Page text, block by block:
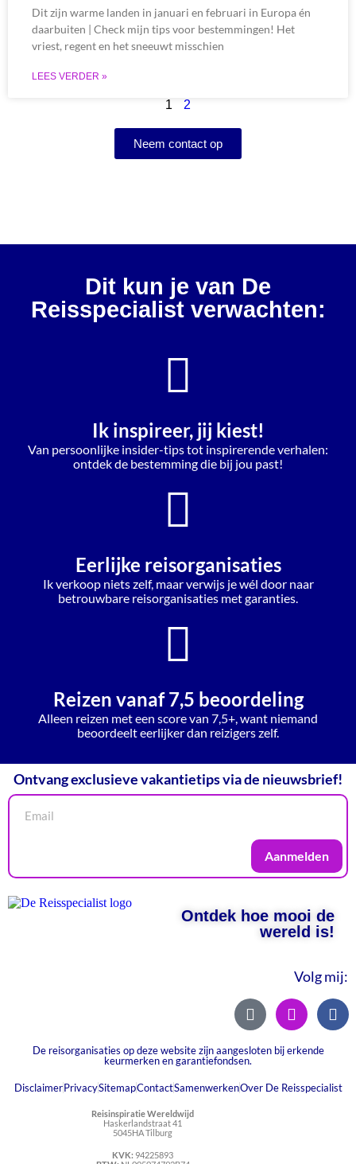
Dit zijn warme landen in januari en februari in Europa én
daarbuiten | Check mijn tips voor bestemmingen! Het
vriest, regent en het sneeuwt misschien
LEES VERDER »
1 2
Neem contact op
Dit kun je van De
Reisspecialist verwachten:
Ik inspireer, jij kiest!
Van persoonlijke insider-tips tot inspirerende verhalen:
ontdek de bestemming die bij jou past!
Eerlijke reisorganisaties
Ik verkoop niets zelf, maar verwijs je wél door naar
betrouwbare reisorganisaties met garanties.
Reizen vanaf 7,5 beoordeling
Alleen reizen met een score van 7,5+, want niemand
beoordeelt eerlijker dan reizigers zelf.
Ontvang exclusieve vakantietips via de nieuwsbrief!
Aanmelden
Ontdek hoe mooi de
wereld is!
Volg mij:
De reisorganisaties op deze website zijn aangesloten bij erkende
keurmerken en garantiefondsen.
DisclaimerPrivacySitemapContactSamenwerkenOver De Reisspecialist
Reisinspiratie Wereldwijd
Haskerlandstraat 41
5045HA Tilburg
KVK: 94225893